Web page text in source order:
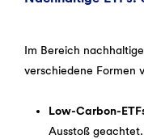
Im Bereich
verschiedene Formen
Low-Carbon-
Ausstoß